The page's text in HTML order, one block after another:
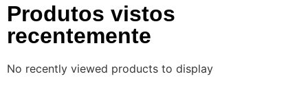
Produtos vistos
recentemente
No recently viewed products to display